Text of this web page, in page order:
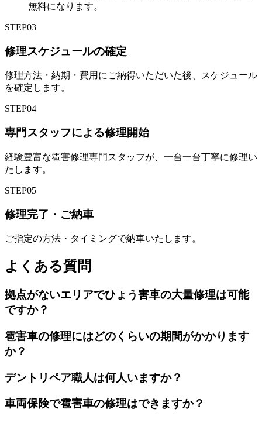
無料になります。
STEP03
修理スケジュールの確定
修理方法・納期・費用にご納得いただいた後、スケジュール
を確定します。
STEP04
専門スタッフによる修理開始
経験豊富な雹害修理専門スタッフが、一台一台丁寧に修理い
たします。
STEP05
修理完了・ご納車
ご指定の方法・タイミングで納車いたします。
よくある質問
拠点がないエリアでひょう害車の大量修理は可能
ですか？
雹害車の修理にはどのくらいの期間がかかります
か？
デントリペア職人は何人いますか？
車両保険で雹害車の修理はできますか？